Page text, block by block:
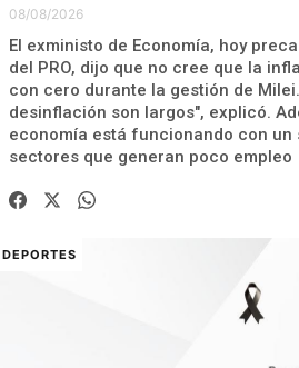
08/08/2026
El exministo de Economía, hoy
del PRO, dijo que no cree que la
con cero durante la gestión de
desinflación son largos", explicó.
economía está funcionando con un
sectores que generan poco empleo
DEPORTES